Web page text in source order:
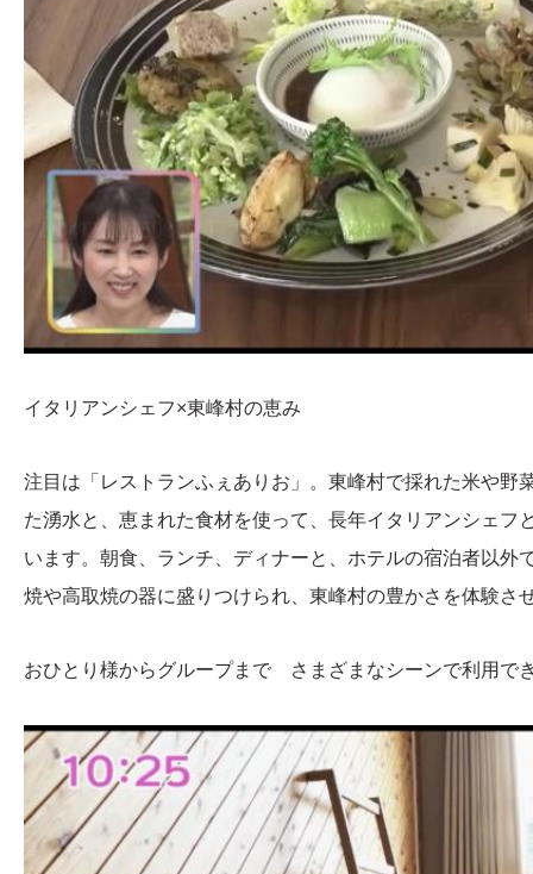
イタリアンシェフ×東峰村の恵み
注目は「レストランふぇありお」。東峰村で採れた米や
た湧水と、恵まれた食材を使って、長年イタリアンシェ
います。朝食、ランチ、ディナーと、ホテルの宿泊者以
焼や高取焼の器に盛りつけられ、東峰村の豊かさを体験さ
おひとり様からグループまで さまざまなシーンで利用で